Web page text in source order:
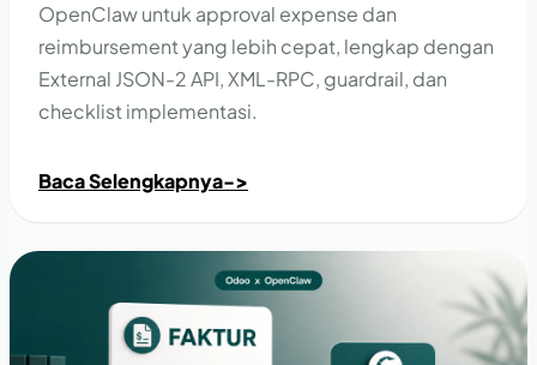
OpenClaw untuk approval expense dan
reimbursement yang lebih cepat, lengkap dengan
External JSON-2 API, XML-RPC, guardrail, dan
checklist implementasi.
Baca Selengkapnya->